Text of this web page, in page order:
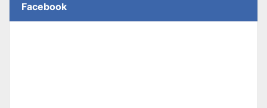
Facebook